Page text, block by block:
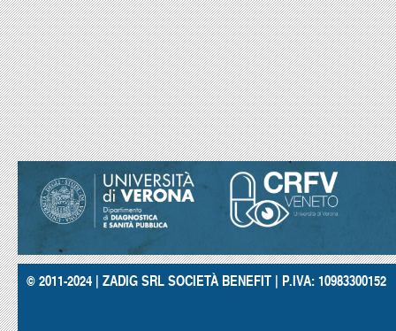
© 2011-2024 | ZADIG SRL SOCIETÀ BENEFIT | P.IVA: 10983300152